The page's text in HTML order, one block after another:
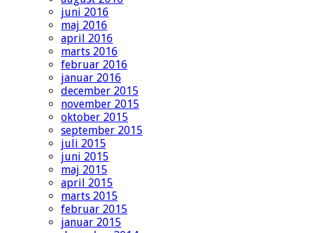
juni 2016
maj 2016
april 2016
marts 2016
februar 2016
januar 2016
december 2015
november 2015
oktober 2015
september 2015
juli 2015
juni 2015
maj 2015
april 2015
marts 2015
februar 2015
januar 2015